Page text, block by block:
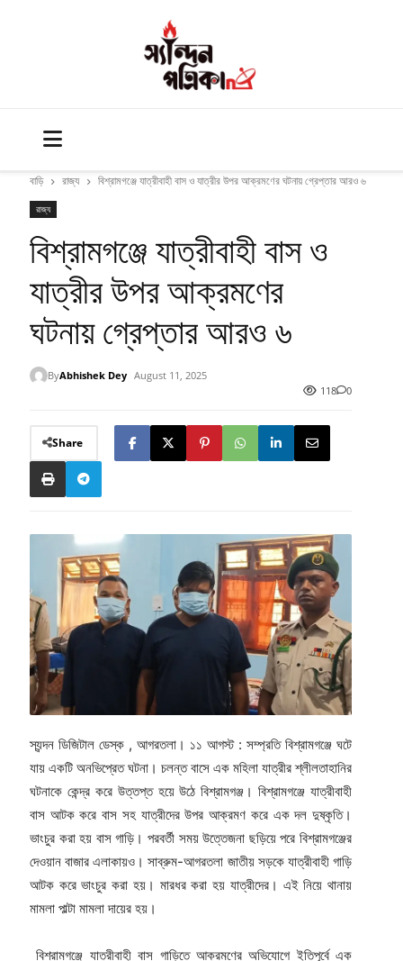
বাড়ি রাজ্য বিশ্রামগঞ্জে যাত্রীবাহী বাস ও যাত্রীর উপর আক্রমণের ঘটনায় গ্রেপ্তার আরও ৬
রাজ্য
বিশ্রামগঞ্জে যাত্রীবাহী বাস ও
যাত্রীর উপর আক্রমণের
ঘটনায় গ্রেপ্তার আরও ৬
ByAbhishek Dey August 11, 2025
118
0
Share
স্যন্দন ডিজিটাল ডেস্ক , আগরতলা। ১১ আগস্ট : সম্প্রতি বিশ্রামগঞ্জে ঘটে
যায় একটি অনভিপ্রেত ঘটনা। চলন্ত বাসে এক মহিলা যাত্রীর শ্লীলতাহানির
ঘটনাকে কেন্দ্র করে উত্তপ্ত হয়ে উঠে বিশ্রামগঞ্জ। বিশ্রামগঞ্জে যাত্রীবাহী
বাস আটক করে বাস সহ যাত্রীদের উপর আক্রমণ করে এক দল দুষ্কৃতি।
ভাংচুর করা হয় বাস গাড়ি। পরবর্তী সময় উত্তেজনা ছড়িয়ে পরে বিশ্রামগঞ্জের
দেওয়ান বাজার এলাকায়ও। সাব্রুম-আগরতলা জাতীয় সড়কে যাত্রীবাহী গাড়ি
আটক করে ভাংচুর করা হয়। মারধর করা হয় যাত্রীদের। এই নিয়ে থানায়
মামলা পাল্টা মামলা দায়ের হয়।
বিশ্রামগঞ্জে যাত্রীবাহী বাস গাড়িতে আক্রমণের অভিযোগে ইতিপূর্বে এক